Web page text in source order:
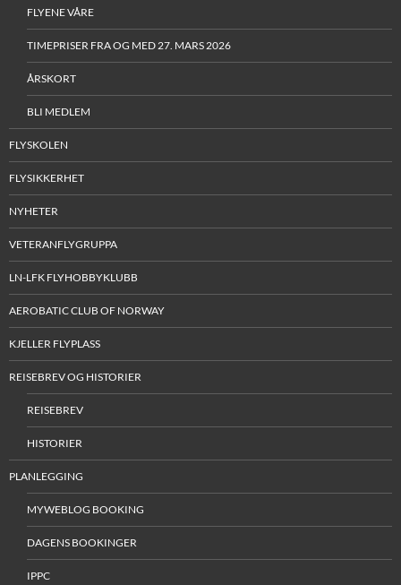
FLYENE VÅRE
TIMEPRISER FRA OG MED 27. MARS 2026
ÅRSKORT
BLI MEDLEM
FLYSKOLEN
FLYSIKKERHET
NYHETER
VETERANFLYGRUPPA
LN-LFK FLYHOBBYKLUBB
AEROBATIC CLUB OF NORWAY
KJELLER FLYPLASS
REISEBREV OG HISTORIER
REISEBREV
HISTORIER
PLANLEGGING
MYWEBLOG BOOKING
DAGENS BOOKINGER
IPPC